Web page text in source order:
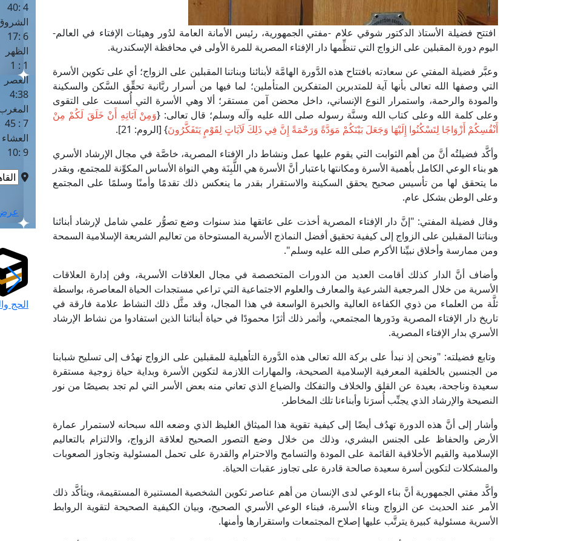
افتتح فضيلة الأستاذ الدكتور شوقي علام -مفتي الجمهورية، رئيس الأمانة العامة لدُور وهيئات الإفتاء في العالم-
اليوم دورة المقبلين على الزواج التي تنظِّمها دار الإفتاء المصرية للمرة الأولى في محافظة الإسكندرية.
وعبَّر فضيلة المفتي عن سعادته بافتتاح هذه الدَّورة الهامَّة لأبنائنا وبناتنا المقبلين على الزواج؛ أي على تكوين الأسرة
التي وصفها الله تعالى بأنها آية للمتدبرين المتفكرين المتأملين؛ لما فيها من أسرار ربَّانية تحقِّق السَّكن والسكينة
والمودة والرحمة، واستمرار النوع الإنساني، داخل محضن آمن مستقر؛ ألا وهي الأسرة التي أُسست على التقوى
وعلى كلمة الله وعلى كتاب الله وسنَّة رسوله صلى الله عليه وآله وسلم؛ قال تعالى: {وَمِنْ آيَاتِهِ أَنْ خَلَقَ لَكُمْ مِنْ
أَنْفُسِكُمْ أَزْوَاجًا لِتَسْكُنُوا إِلَيْهَا وَجَعَلَ بَيْنَكُمْ مَوَدَّةً وَرَحْمَةً إِنَّ فِي ذَلِكَ لَآيَاتٍ لِقَوْمٍ يَتَفَكَّرُونَ} [الروم: 21].
وأكَّد فضيلتُه أنَّ من أهم الثوابت التي يقوم عليها عمل ونشاط دار الإفتاء المصرية، خاصَّة في مجال الإرشاد الأسري
هو بناء الوعي الكامل بأهمية الأسرة ومكانتها باعتبار أنَّ الأسرة هي اللَّبِنَة وهي النواة الأساس المكوِّنة للمجتمع، وبقدر
ما يتحقق لها من تأسيس صحيح يحقق السكينة والاستقرار بقدر ما ينعكس ذلك تقدمًا وأمنًا وسلمًا على المجتمع
وعلى الوطن بشكل عام.
وقال فضيلة المفتي: "إنَّ دار الإفتاء المصرية أخذت على عاتقها منذ سنوات وضع تصوُّر علمي شامل لإرشاد أبنائنا
وبناتنا المقبلين على الزواج إلى كيفية تحقيق أفضل النماذج الأسرية المستوحاة من تعاليم الشريعة الإسلامية السمحة
ومن ممارسة وأخلاق نبيِّنا الأكرم صلى الله عليه وسلم".
وأضاف أنَّ الدار كذلك أقامت العديد من الدورات المتخصصة في مجال العلاقات الأسرية، وفن إدارة العلاقات
الأسرية من خلال المرجعية الشرعية والمعارف والعلوم الاجتماعية التي تراعي مستجدات الحياة المعاصرة، بواسطة
ثلَّة من العلماء من ذوي الكفاءة العالية والخبرة الواسعة في هذا المجال، وقد مثَّل ذلك النشاط علامة فارقة في
تاريخ دار الإفتاء المصرية ودَورها المجتمعي، وأثمر ذلك أثرًا محمودًا في حياة أبنائنا الذين استفادوا من نشاط الإرشاد
الأسري بدار الإفتاء المصرية.
وتابع فضيلته: "ونحن إذ نبدأ على بركة الله تعالى هذه الدَّورة التأهيلية للمقبلين على الزواج نهدُف إلى تسليح شبابنا
من الجنسين بالخلفية المعرفية الإسلامية الصحيحة، والمهارات اللازمة لتكوين الأسرة وبداية حياة زوجية مستقرة
سعيدة وناجحة، بعيدة عن القلق والخلاف والتفكك والضياع الذي تعاني منه بعض الأسر التي لم تجد بصيصًا من نور
النصيحة والإرشاد الذي يجنِّب أُسرَنا وأبناءنا تلك المخاطر.
وأشار إلى أنَّ هذه الدورة تهدُف أيضًا إلى كيفية تقوية هذا الميثاق الغليظ الذي وضعه الله سبحانه لاستمرار عمارة
الأرض والحفاظ على الجنس البشري، وذلك من خلال وضع التصور الصحيح لعلاقة الزواج، والالتزام بالتعاليم
الإسلامية والقيم الأخلاقية القائمة على المودة والتسامح والاحترام والقدرة على تحمل المسئولية وتجاوز الصعوبات
والمشكلات لتكوين أسرة سعيدة صالحة قادرة على تجاوز عقبات الحياة.
وأكَّد مفتي الجمهورية أنَّ بناء الوعي لدى الإنسان من أهم عناصر تكوين الشخصية المستنيرة المستقيمة، ويتأكَّد ذلك
الأمر عند الحديث عن الزواج وبناء الأسرة، فبناء الوعي الأسري الصحيح، وبيان الكيفية الصحيحة لتقوية الروابط
الأسرية مسئولية كبيرة يترتَّب عليها إصلاح المجتمعات واستقرارها وأمنها.
4 :40
6 :17
الظهر
1 : 1
العصر
4:38
7 : 45
العشاء
9 :10
الحج